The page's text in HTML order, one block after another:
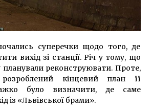
прокотилася хвиля обливань автівок
вже п’ять випадків
6 років ago
на Львівській площі демонтували
Замість нього облаштують сквер
років ago
пообіцяли зайнятися Балчуном
суперечки щодо того, де
вихід зі станції. Річ у тому, що
планували реконструювати. Проте,
кінцевий план її
було визначити, де саме
із «Львівської брами».